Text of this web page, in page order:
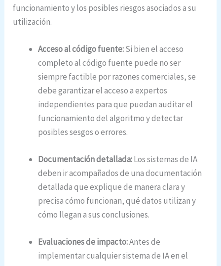
funcionamiento y los posibles riesgos asociados a su
utilización.
Acceso al código fuente:Si bien el acceso
completo al código fuente puede no ser
siempre factible por razones comerciales, se
debe garantizar el acceso a expertos
independientes para que puedan auditar el
funcionamiento del algoritmo y detectar
posibles sesgos o errores.
Documentación detallada:Los sistemas de IA
deben ir acompañados de una documentación
detallada que explique de manera clara y
precisa cómo funcionan, qué datos utilizan y
cómo llegan a sus conclusiones.
Evaluaciones de impacto:Antes de
implementar cualquier sistema de IA en el